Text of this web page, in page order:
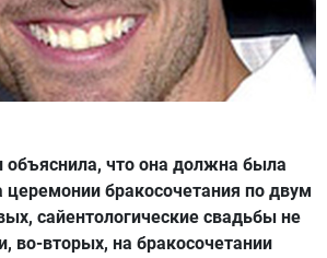
объяснила, что она должна была
церемонии бракосочетания по двум
сайентологические свадьбы не
во-вторых, на бракосочетании